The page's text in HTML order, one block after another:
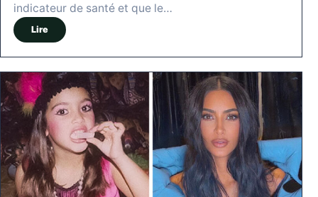
indicateur de santé et que le…
Lire